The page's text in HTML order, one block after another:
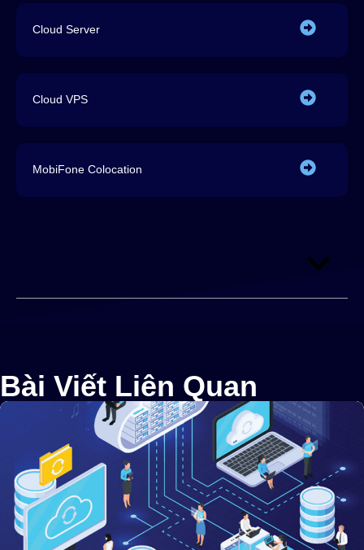
Cloud Server
Cloud VPS
MobiFone Colocation
Bài Viết Liên Quan